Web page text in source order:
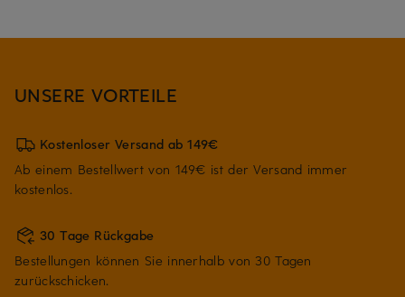
UNSERE VORTEILE
Kostenloser Versand ab 149€
Ab einem Bestellwert von 149€ ist der Versand immer
kostenlos.
30 Tage Rückgabe
Bestellungen können Sie innerhalb von 30 Tagen
zurückschicken.